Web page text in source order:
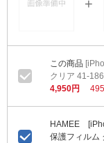
クリア 41-
4,950円
HAMEE
保護フィルム